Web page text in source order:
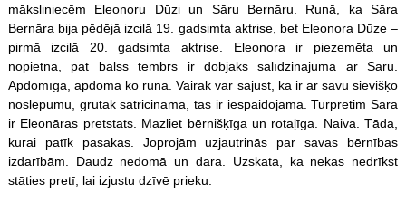
māksliniecēm Eleonoru Dūzi un Sāru Bernāru. Runā, ka Sāra
Bernāra bija pēdējā izcilā 19. gadsimta aktrise, bet Eleonora Dūze –
pirmā izcilā 20. gadsimta aktrise. Eleonora ir piezemēta un
nopietna, pat balss tembrs ir dobjāks salīdzinājumā ar Sāru.
Apdomīga, apdomā ko runā. Vairāk var sajust, ka ir ar savu sievišķo
noslēpumu, grūtāk satricināma, tas ir iespaidojama. Turpretim Sāra
ir Eleonāras pretstats. Mazliet bērnišķīga un rotaļīga. Naiva. Tāda,
kurai patīk pasakas. Joprojām uzjautrinās par savas bērnības
izdarībām. Daudz nedomā un dara. Uzskata, ka nekas nedrīkst
stāties pretī, lai izjustu dzīvē prieku.